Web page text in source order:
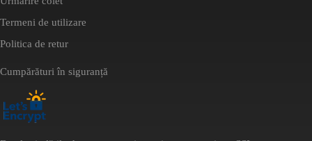
Termeni de utilizare
Politica de retur
Cumpărături în siguranță